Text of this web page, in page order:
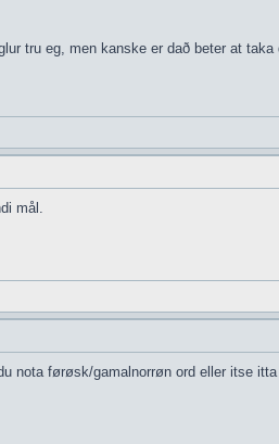
tru eg, men kanske er dað beter at
mål.
nota førøsk/gamalnorrøn ord eller itse